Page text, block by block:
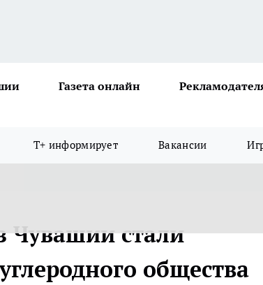
Газета онлайн
Т+ информирует Вакансии
Чувашии стали
общества